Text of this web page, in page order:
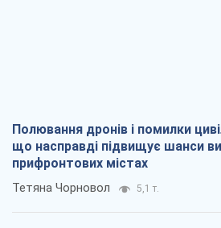
Полювання дронів і помилки
що насправді підвищує шанси
прифронтових містах
Тетяна Чорновол 5,1 т.